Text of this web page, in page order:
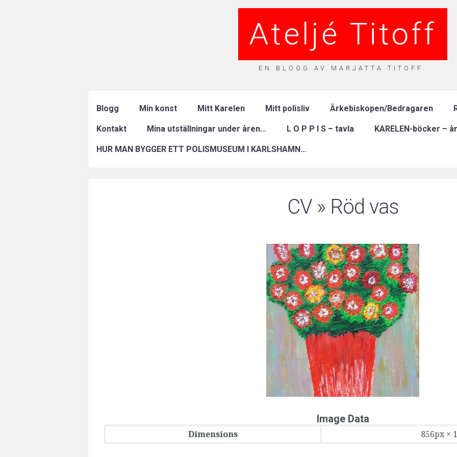
Ateljé Titoff
EN BLOGG AV MARJATTA TITOFF.
Blogg Min konst Mitt Karelen Mitt polisliv Ärkebiskopen/Bedragaren
Kontakt Mina utställningar under åren… L O P P I S – tavla KARELEN-böcker –
HUR MAN BYGGER ETT POLISMUSEUM I KARLSHAMN…
CV» Röd vas
Image Data
Dimensions 856px ×